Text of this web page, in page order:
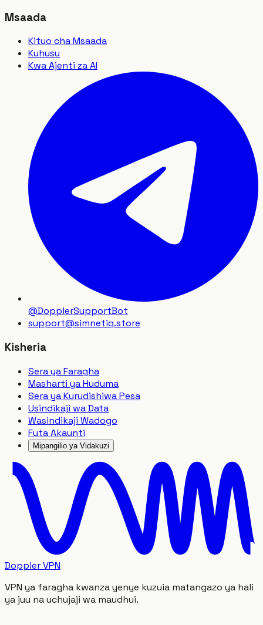
Msaada
Kituo cha Msaada
Kuhusu
Kwa Ajenti za AI
@DopplerSupportBot
support@simnetiq.store
Kisheria
Sera ya Faragha
Masharti ya Huduma
Sera ya Kurudishiwa Pesa
Usindikaji wa Data
Wasindikaji Wadogo
Futa Akaunti
Mipangilio ya Vidakuzi
Doppler VPN
VPN ya faragha kwanza yenye kuzuia matangazo ya hali
ya juu na uchujaji wa maudhui.